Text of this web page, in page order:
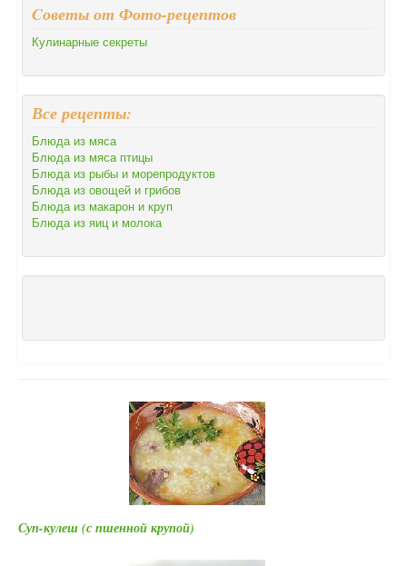
Cоветы от Фото-рецептов
Кулинарные секреты
Все рецепты:
Блюда из мяса
Блюда из мяса птицы
Блюда из рыбы и морепродуктов
Блюда из овощей и грибов
Блюда из макарон и круп
Блюда из яиц и молока
Суп-кулеш (с пшенной крупой)